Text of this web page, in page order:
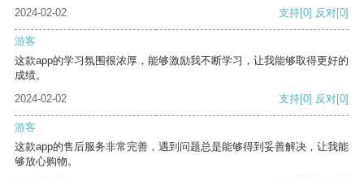
2024-02-02
支持[0] 反对[0]
游客
这款app的学习氛围很浓厚，能够激励我不断学习，让我能够取得更好的
成绩。
2024-02-02
支持[0] 反对[0]
游客
这款app的售后服务非常完善，遇到问题总是能够得到妥善解决，让我能
够放心购物。